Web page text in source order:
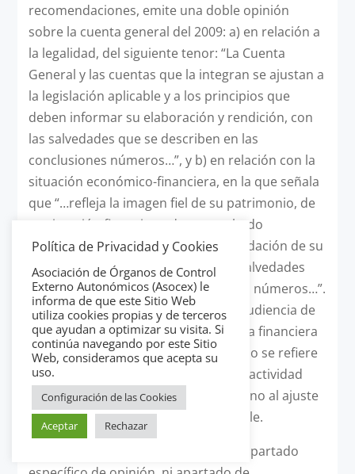
recomendaciones, emite una doble opinión
sobre la cuenta general del 2009: a) en relación a
la legalidad, del siguiente tenor: “La Cuenta
General y las cuentas que la integran se ajustan a
la legislación aplicable y a los principios que
deben informar su elaboración y rendición, con
las salvedades que se describen en las
conclusiones números…”, y b) en relación con la
situación económico-financiera, en la que señala
que “…refleja la imagen fiel de su patrimonio, de
su situación financiera, de su resultado
económico y patrimonial y de la liquidación de su
presupuesto con las limitaciones y salvedades
que se describen en las conclusiones números…”.
Como puede verse, en este caso la Audiencia de
Cuentas de Canarias incluye junto a la financiera
una opinión de legalidad, pero ésta no se refiere
al cumplimiento de la legalidad en la actividad
financiera de la entidad fiscalizada, sino al ajuste
de las cuentas a la legislación aplicable.
4º.- Instituciones que no incluyen ni apartado
Política de Privacidad y Cookies
Asociación de Órganos de Control
Externo Autonómicos (Asocex) le
informa de que este Sitio Web
utiliza cookies propias y de terceros
que ayudan a optimizar su visita. Si
continúa navegando por este Sitio
Web, consideramos que acepta su
uso.
Configuración de las Cookies
Aceptar
Rechazar